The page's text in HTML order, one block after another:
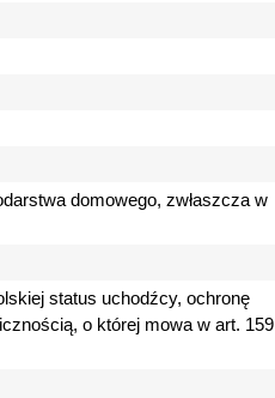
domowego, zwłaszcza w
status uchodźcy, ochronę
o której mowa w art. 159